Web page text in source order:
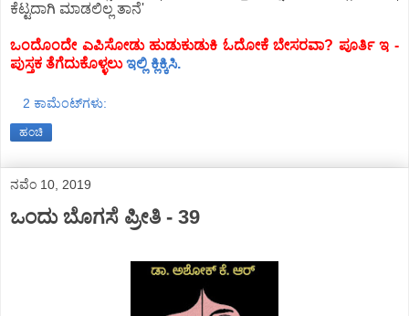
ಕೆಟ್ಟದಾಗಿ ಮಾಡಲಿಲ್ಲ ತಾನೆ'
ಒಂದೊಂದೇ ಎಪಿಸೋಡು ಹುಡುಕುಡುಕಿ ಓದೋಕೆ ಬೇಸರವಾ? ಪೂರ್ತಿ ಇ -
ಪುಸ್ತಕ ತೆಗೆದುಕೊಳ್ಳಲುಇಲ್ಲಿ ಕ್ಲಿಕ್ಕಿಸಿ.
2 ಕಾಮೆಂಟ್‌ಗಳು:
ಹಂಚಿ
ನವೆಂ 10, 2019
ಒಂದು ಬೊಗಸೆ ಪ್ರೀತಿ - 39